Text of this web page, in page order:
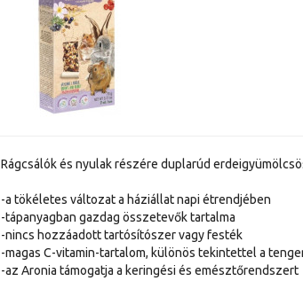
Rágcsálók és nyulak részére duplarúd
-a tökéletes változat a háziállat napi étrendjében
-tápanyagban gazdag összetevők tartalma
-nincs hozzáadott tartósítószer vagy festék
-magas C-vitamin-tartalom, különös tekintettel a
-az Aronia támogatja a keringési és emésztőrendszert